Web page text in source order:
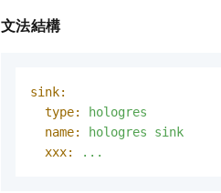
文法結構
sink:
type:
hologres
name:
hologres
sink
xxx:
...